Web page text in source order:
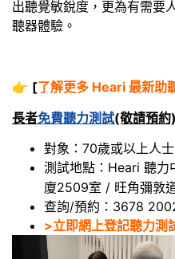
出聽覺敏銳度，更為有需要
聽器體驗。
👉 [了解更多 Heari 最新助
長者免費聽力測試(敬請預約)
對象：70歲或以上人士
測試地點：Heari 聽力
廈2509室 / 旺角彌敦
查詢/預約：3678
>立即網上登記聽力測